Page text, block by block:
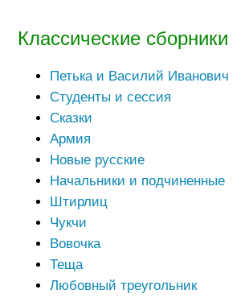
Классические сборники
Петька и Василий Иванович
Студенты и сессия
Сказки
Армия
Новые русские
Начальники и подчиненные
Штирлиц
Чукчи
Вовочка
Теща
Любовный треугольник